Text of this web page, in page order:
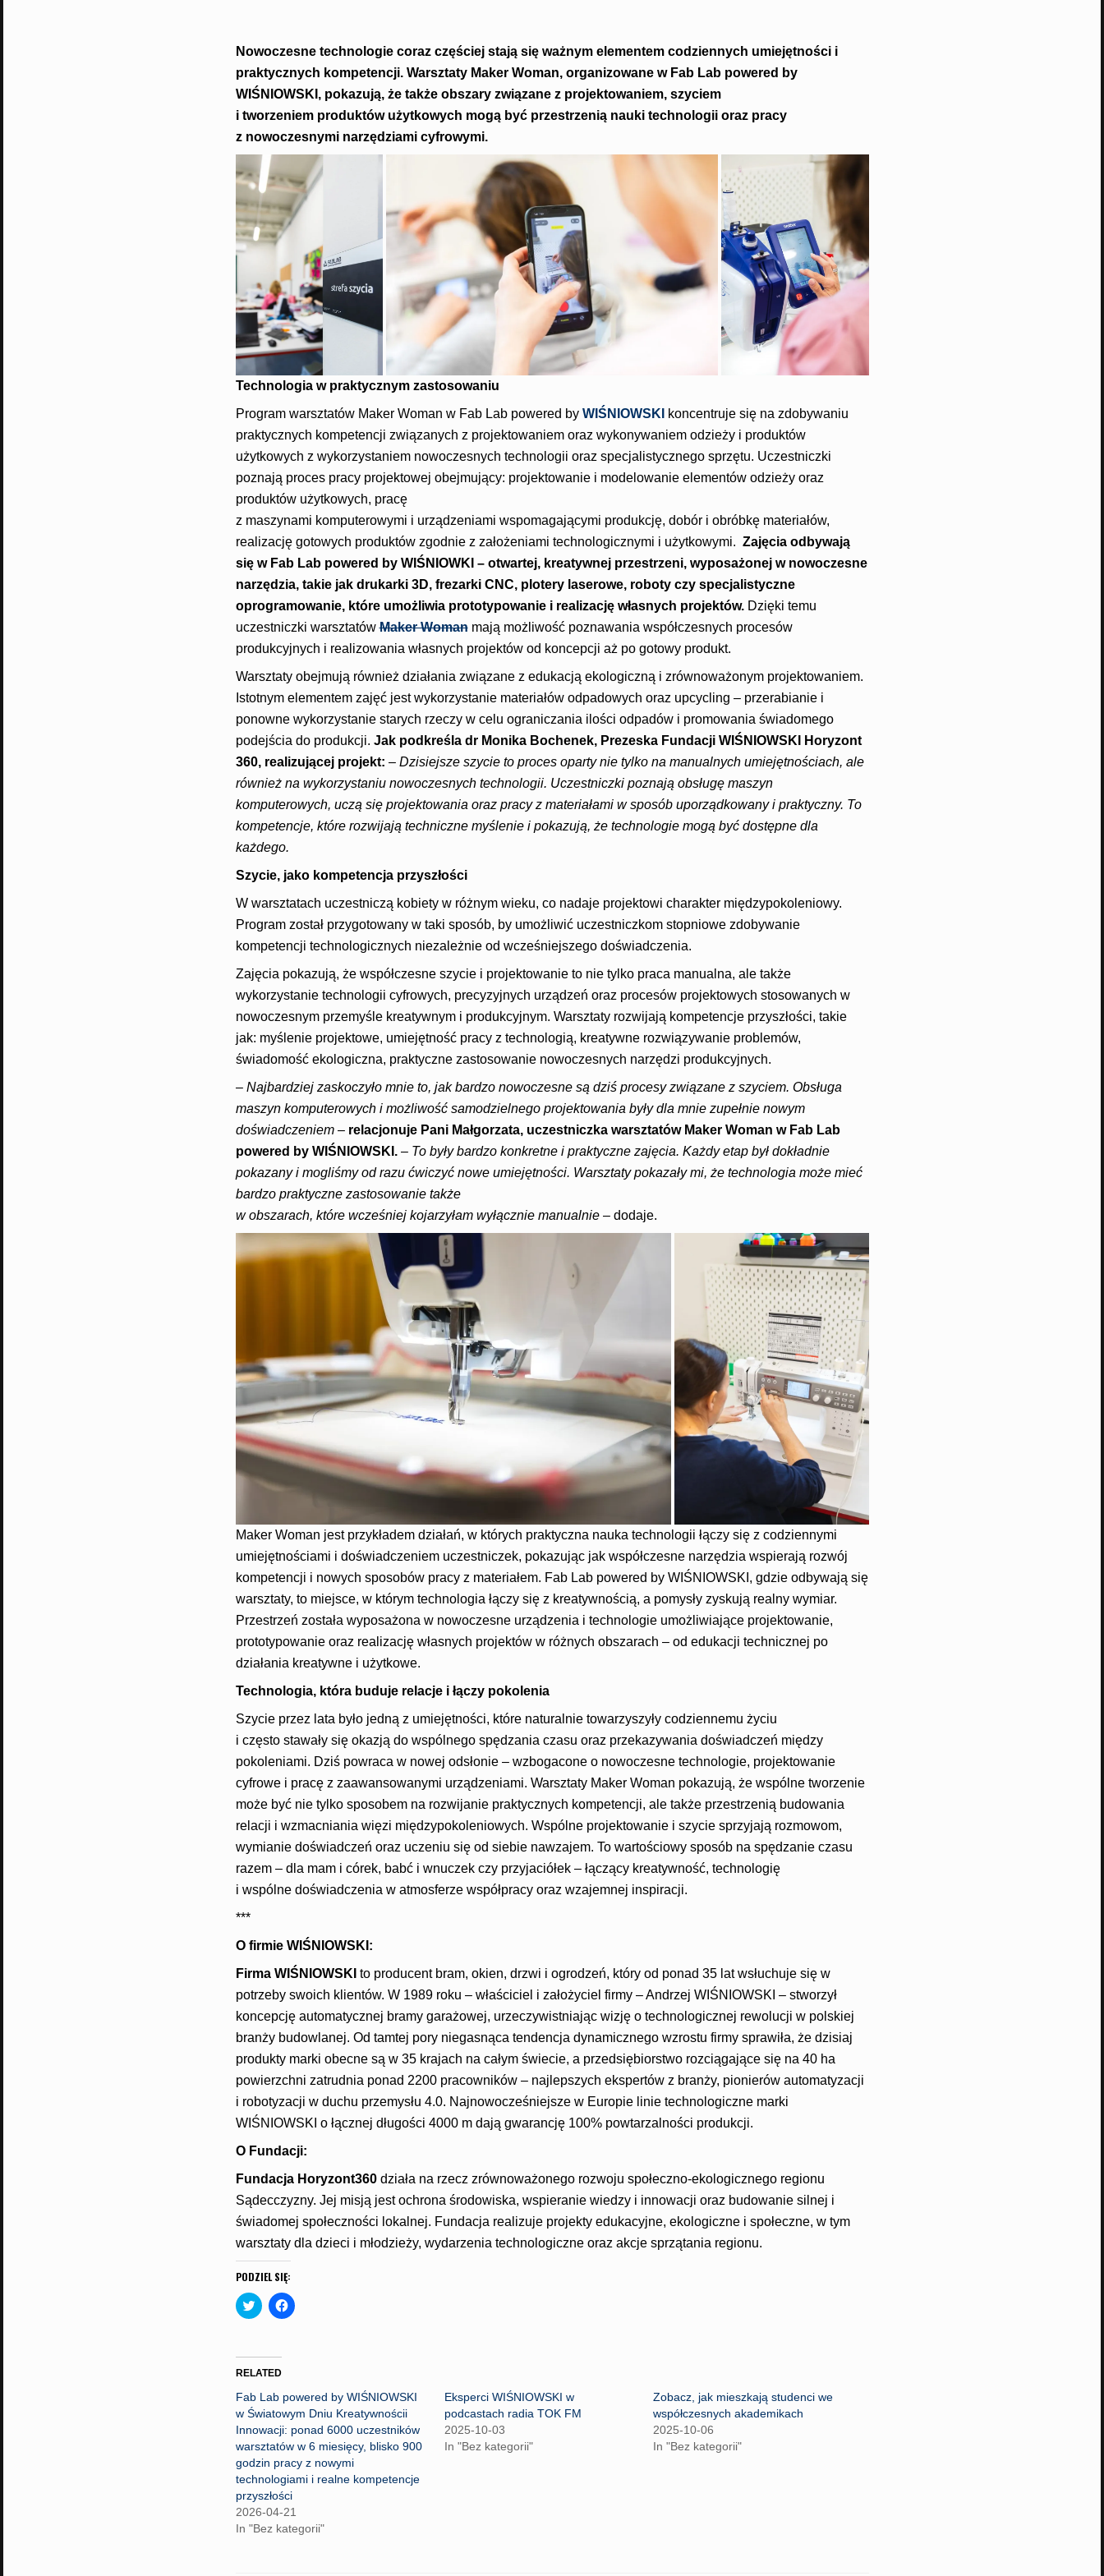
Nowoczesne technologie coraz częściej stają się ważnym elementem codziennych umiejętności i
praktycznych kompetencji. Warsztaty Maker Woman, organizowane w Fab Lab powered by
WIŚNIOWSKI, pokazują, że także obszary związane z projektowaniem, szyciem
i tworzeniem produktów użytkowych mogą być przestrzenią nauki technologii oraz pracy
z nowoczesnymi narzędziami cyfrowymi.
Technologia w praktycznym zastosowaniu
Program warsztatów Maker Woman w Fab Lab powered by WIŚNIOWSKI
koncentruje się na zdobywaniu
praktycznych kompetencji związanych z projektowaniem oraz wykonywaniem odzieży i produktów
użytkowych z wykorzystaniem nowoczesnych technologii oraz specjalistycznego sprzętu. Uczestniczki
poznają proces pracy projektowej obejmujący: projektowanie i modelowanie elementów odzieży oraz
produktów użytkowych, pracę
z maszynami komputerowymi i urządzeniami wspomagającymi produkcję, dobór i obróbkę materiałów,
realizację gotowych produktów zgodnie z założeniami technologicznymi i użytkowymi. Zajęcia odbywają
się w Fab Lab powered by WIŚNIOWKI – otwartej, kreatywnej przestrzeni, wyposażonej w nowoczesne
narzędzia, takie jak drukarki 3D, frezarki CNC, plotery laserowe, roboty czy specjalistyczne
oprogramowanie, które umożliwia prototypowanie i realizację własnych projektów. Dzięki temu
uczestniczki warsztatówMaker Womanmają możliwość poznawania współczesnych procesów
produkcyjnych i realizowania własnych projektów od koncepcji aż po gotowy produkt.
Warsztaty obejmują również działania związane z edukacją ekologiczną i zrównoważonym projektowaniem.
Istotnym elementem zajęć jest wykorzystanie materiałów odpadowych oraz upcycling – przerabianie i
ponowne wykorzystanie starych rzeczy w celu ograniczania ilości odpadów i promowania świadomego
podejścia do produkcji. Jak podkreśla dr Monika Bochenek, Prezeska Fundacji WIŚNIOWSKI Horyzont
360, realizującej projekt: – Dzisiejsze szycie to proces oparty nie tylko na manualnych umiejętnościach, ale
również na wykorzystaniu nowoczesnych technologii. Uczestniczki poznają obsługę maszyn
komputerowych, uczą się projektowania oraz pracy z materiałami w sposób uporządkowany i praktyczny. To
kompetencje, które rozwijają techniczne myślenie i pokazują, że technologie mogą być dostępne dla
każdego.
Szycie, jako kompetencja przyszłości
W warsztatach uczestniczą kobiety w różnym wieku, co nadaje projektowi charakter międzypokoleniowy.
Program został przygotowany w taki sposób, by umożliwić uczestniczkom stopniowe zdobywanie
kompetencji technologicznych niezależnie od wcześniejszego doświadczenia.
Zajęcia pokazują, że współczesne szycie i projektowanie to nie tylko praca manualna, ale także
wykorzystanie technologii cyfrowych, precyzyjnych urządzeń oraz procesów projektowych stosowanych w
nowoczesnym przemyśle kreatywnym i produkcyjnym. Warsztaty rozwijają kompetencje przyszłości, takie
jak: myślenie projektowe, umiejętność pracy z technologią, kreatywne rozwiązywanie problemów,
świadomość ekologiczna, praktyczne zastosowanie nowoczesnych narzędzi produkcyjnych.
– Najbardziej zaskoczyło mnie to, jak bardzo nowoczesne są dziś procesy związane z szyciem. Obsługa
maszyn komputerowych i możliwość samodzielnego projektowania były dla mnie zupełnie nowym
doświadczeniem– relacjonuje Pani Małgorzata, uczestniczka warsztatów Maker Woman w Fab Lab
powered by WIŚNIOWSKI.– To były bardzo konkretne i praktyczne zajęcia. Każdy etap był dokładnie
pokazany i mogliśmy od razu ćwiczyć nowe umiejętności. Warsztaty pokazały mi, że technologia może mieć
bardzo praktyczne zastosowanie także
w obszarach, które wcześniej kojarzyłam wyłącznie manualnie– dodaje.
Maker Woman jest przykładem działań, w których praktyczna nauka technologii łączy się z codziennymi
umiejętnościami i doświadczeniem uczestniczek, pokazując jak współczesne narzędzia wspierają rozwój
kompetencji i nowych sposobów pracy z materiałem. Fab Lab powered by WIŚNIOWSKI, gdzie odbywają się
warsztaty, to miejsce, w którym technologia łączy się z kreatywnością, a pomysły zyskują realny wymiar.
Przestrzeń została wyposażona w nowoczesne urządzenia i technologie umożliwiające projektowanie,
prototypowanie oraz realizację własnych projektów w różnych obszarach – od edukacji technicznej po
działania kreatywne i użytkowe.
Technologia, która buduje relacje i łączy pokolenia
Szycie przez lata było jedną z umiejętności, które naturalnie towarzyszyły codziennemu życiu
i często stawały się okazją do wspólnego spędzania czasu oraz przekazywania doświadczeń między
pokoleniami. Dziś powraca w nowej odsłonie – wzbogacone o nowoczesne technologie, projektowanie
cyfrowe i pracę z zaawansowanymi urządzeniami. Warsztaty Maker Woman pokazują, że wspólne tworzenie
może być nie tylko sposobem na rozwijanie praktycznych kompetencji, ale także przestrzenią budowania
relacji i wzmacniania więzi międzypokoleniowych. Wspólne projektowanie i szycie sprzyjają rozmowom,
wymianie doświadczeń oraz uczeniu się od siebie nawzajem. To wartościowy sposób na spędzanie czasu
razem – dla mam i córek, babć i wnuczek czy przyjaciółek – łączący kreatywność, technologię
i wspólne doświadczenia w atmosferze współpracy oraz wzajemnej inspiracji.
***
O firmie WIŚNIOWSKI:
Firma WIŚNIOWSKI to producent bram, okien, drzwi i ogrodzeń, który od ponad 35 lat wsłuchuje się w
potrzeby swoich klientów. W 1989 roku – właściciel i założyciel firmy – Andrzej WIŚNIOWSKI – stworzył
koncepcję automatycznej bramy garażowej, urzeczywistniając wizję o technologicznej rewolucji w polskiej
branży budowlanej. Od tamtej pory niegasnąca tendencja dynamicznego wzrostu firmy sprawiła, że dzisiaj
produkty marki obecne są w 35 krajach na całym świecie, a przedsiębiorstwo rozciągające się na 40 ha
powierzchni zatrudnia ponad 2200 pracowników – najlepszych ekspertów z branży, pionierów automatyzacji
i robotyzacji w duchu przemysłu 4.0. Najnowocześniejsze w Europie linie technologiczne marki
WIŚNIOWSKI o łącznej długości 4000 m dają gwarancję 100% powtarzalności produkcji.
O Fundacji:
Fundacja Horyzont360działa na rzecz zrównoważonego rozwoju społeczno-ekologicznego regionu
Sądecczyzny. Jej misją jest ochrona środowiska, wspieranie wiedzy i innowacji oraz budowanie silnej i
świadomej społeczności lokalnej. Fundacja realizuje projekty edukacyjne, ekologiczne i społeczne, w tym
warsztaty dla dzieci i młodzieży, wydarzenia technologiczne oraz akcje sprzątania regionu.
PODZIEL SIĘ:
C
l
t
o
s
a
r
e
o
n
T
w
i
t
t
e
r
(
C
l
a
r
e
o
n
F
a
c
e
b
o
o
k
RELATED
Fab Lab powered by WIŚNIOWSKI
w Światowym Dniu Kreatywnościi
Innowacji: ponad 6000 uczestników
warsztatów w 6 miesięcy, blisko 900
godzin pracy z nowymi
technologiami i realne kompetencje
przyszłości
2026-04-21
In "Bez kategorii"
Eksperci WIŚNIOWSKI w
podcastach radia TOK FM
2025-10-03
In "Bez kategorii"
Zobacz, jak mieszkają studenci we
współczesnych akademikach
2025-10-06
In "Bez kategorii"